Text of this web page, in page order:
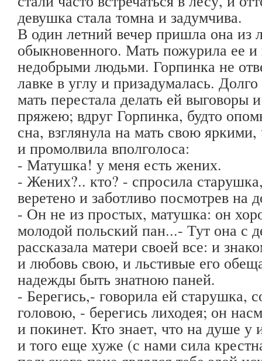
девушка стала томна и задумчива.
В один летний вечер пришла она из
обыкновенного. Мать пожурила ее
недобрыми людьми. Горпинка не
лавке в углу и призадумалась.
мать перестала делать ей выговоры
пряжею; вдруг Горпинка, будто
сна, взглянула на мать свою
и промолвила вполголоса:
- Матушка! у меня есть жених.
- Жених?.. кто? - спросила
веретено и заботливо посмотрев на
- Он не из простых, матушка: он
молодой польский пан...- Тут она с
рассказала матери своей все: и
и любовь свою, и льстивые его
надежды быть знатною паней.
- Берегись,- говорила ей старушка,
головою, - берегись лиходея; он
и покинет. Кто знает, что на душе у
и того еще хуже (с нами сила